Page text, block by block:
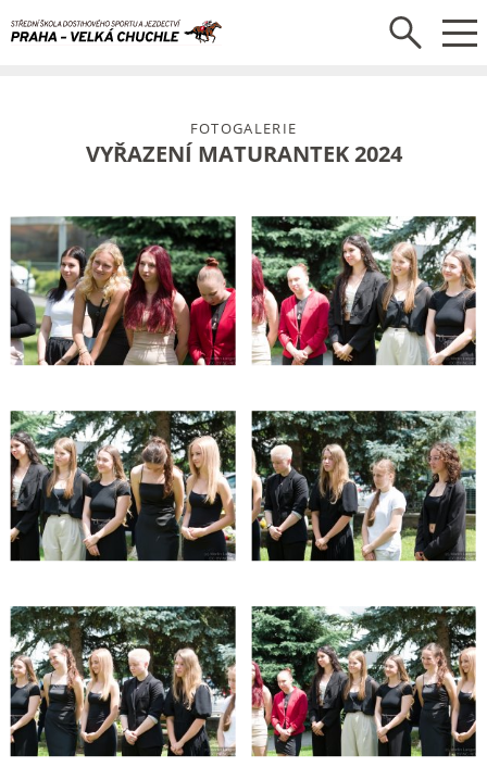
VYŘAZENÍ MATURANTEK 2024
FOTOGALERIE